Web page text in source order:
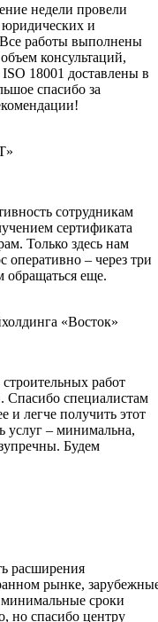
недели провели
и
Все работы выполнены
консультаций,
18001 доставлены в
спасибо за
сотрудникам
сертификата
Только здесь нам
оперативно – через три
еще.
«Восток»
работ
Спасибо специалистам
и легче получить этот
услуг – минимальна,
Будем
расширения
рынке,
сроки
но спасибо центру